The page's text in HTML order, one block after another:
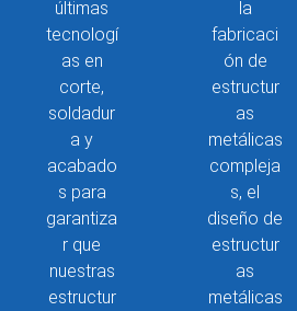
últimas
tecnologí
as en
corte,
soldadur
a y
acabado
s para
garantiza
r que
nuestras
estructur
la
fabricaci
ón de
estructur
as
metálicas
compleja
s, el
diseño de
estructur
as
metálicas